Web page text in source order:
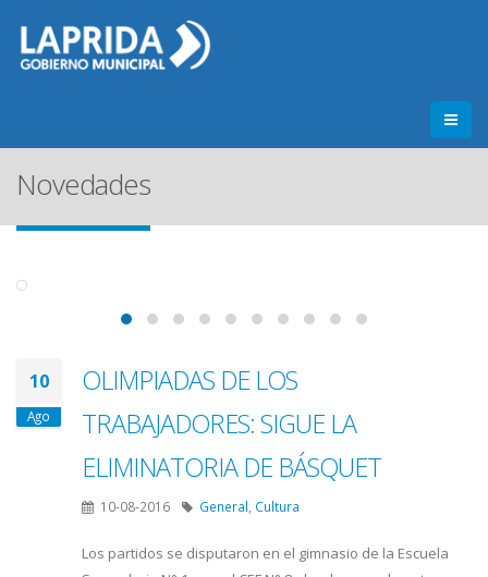
Novedades
10
Ago
OLIMPIADAS DE LOS
TRABAJADORES: SIGUE LA
ELIMINATORIA DE BÁSQUET
10-08-2016 General Cultura
Los partidos se disputaron en el gimnasio de la Escuela